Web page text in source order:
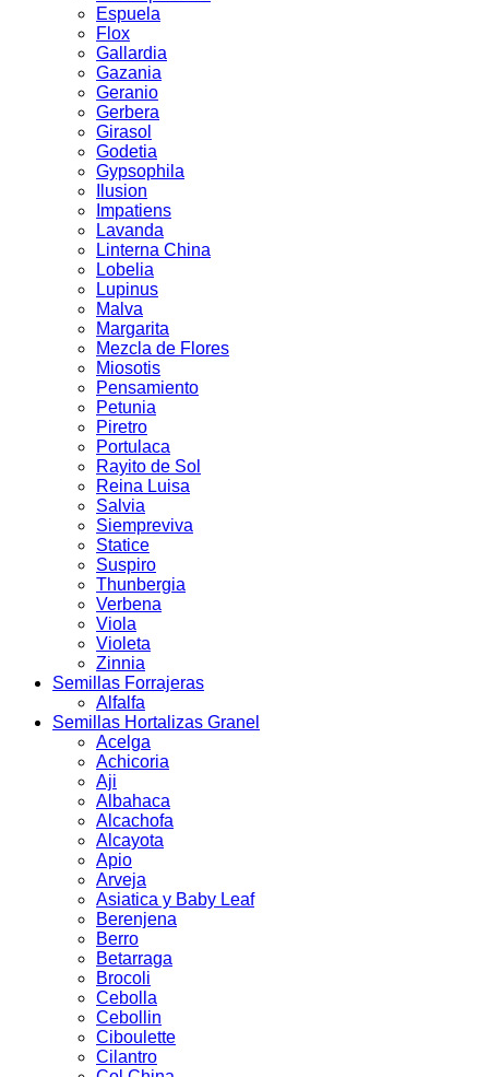
Espuela
Flox
Gallardia
Gazania
Geranio
Gerbera
Girasol
Godetia
Gypsophila
Ilusion
Impatiens
Lavanda
Linterna China
Lobelia
Lupinus
Malva
Margarita
Mezcla de Flores
Miosotis
Pensamiento
Petunia
Piretro
Portulaca
Rayito de Sol
Reina Luisa
Salvia
Siempreviva
Statice
Suspiro
Thunbergia
Verbena
Viola
Violeta
Zinnia
Semillas Forrajeras
Alfalfa
Semillas Hortalizas Granel
Acelga
Achicoria
Aji
Albahaca
Alcachofa
Alcayota
Apio
Arveja
Asiatica y Baby Leaf
Berenjena
Berro
Betarraga
Brocoli
Cebolla
Cebollin
Ciboulette
Cilantro